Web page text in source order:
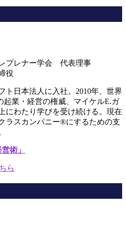
プレナー学会 代表理事
役
ト日本法人に入社。2010年、世界
起業・経営の権威、マイケルE.ガ
にわたり学びを受け続ける。現在
ラスカンパニー®にするための支
術」
ら